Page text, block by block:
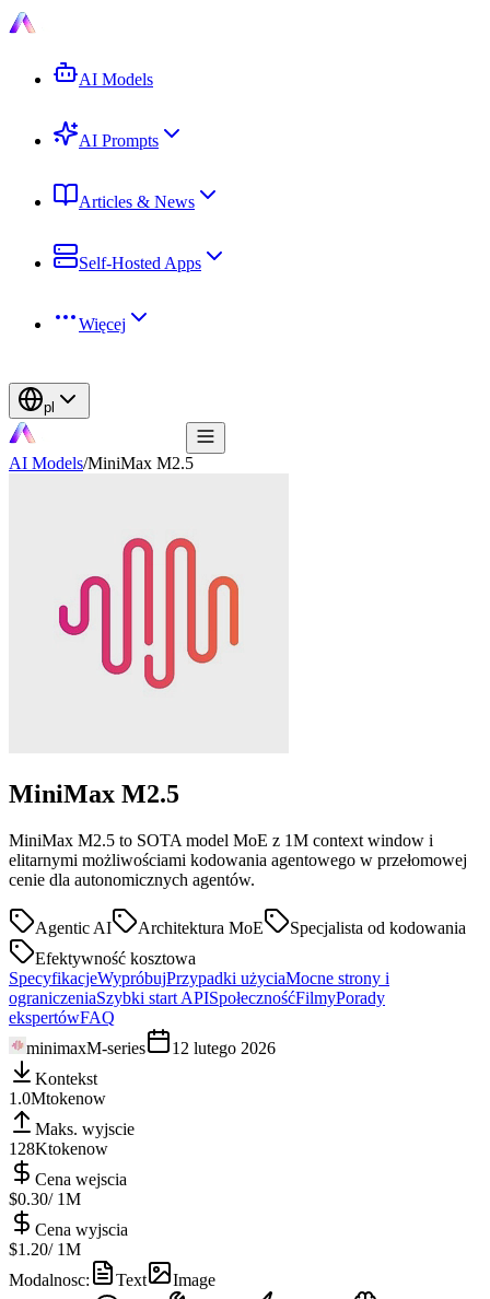
AI Models
AI Prompts
Articles & News
Self-Hosted Apps
Więcej
pl
AI Models/MiniMax M2.5
MiniMax M2.5
MiniMax M2.5 to SOTA model MoE z 1M context window i
elitarnymi możliwościami kodowania agentowego w przełomowej
cenie dla autonomicznych agentów.
Agentic AI Architektura MoE
Specjalista od kodowania
Efektywność kosztowa
SpecyfikacjeWypróbujPrzypadki użyciaMocne strony i
ograniczeniaSzybki start APISpołecznośćFilmyPorady
ekspertówFAQ
minimaxM-series
12 lutego 2026
Kontekst
1.0Mtokenow
Maks. wyjscie
128Ktokenow
Cena wejscia
$0.30/ 1M
Cena wyjscia
$1.20/ 1M
Modalnosc: Text
Image